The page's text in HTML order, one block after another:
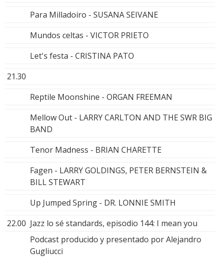
Para Milladoiro - SUSANA SEIVANE
Mundos celtas - VICTOR PRIETO
Let's festa - CRISTINA PATO
21.30
Reptile Moonshine - ORGAN FREEMAN
Mellow Out - LARRY CARLTON AND THE SWR BIG
BAND
Tenor Madness - BRIAN CHARETTE
Fagen - LARRY GOLDINGS, PETER BERNSTEIN &
BILL STEWART
Up Jumped Spring - DR. LONNIE SMITH
22.00 Jazz lo sé standards, episodio 144: I mean you
Podcast producido y presentado por Alejandro
Gugliucci